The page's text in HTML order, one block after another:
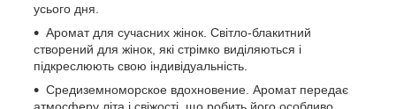
усього дня.
Аромат для сучасних жінок. Світло-блакитний
створений для жінок, які стрімко виділяються і
підкреслюють свою індивідуальність.
Средиземноморское вдохновение. Аромат передає
атмосферу літа і свіжості, що робить його особливо